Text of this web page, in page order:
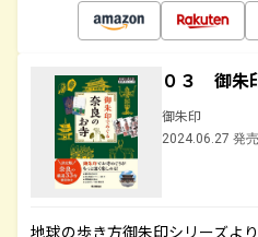
０３ 御朱
御朱印
2024.06.27 発売
地球の歩き方御朱印シリーズよ